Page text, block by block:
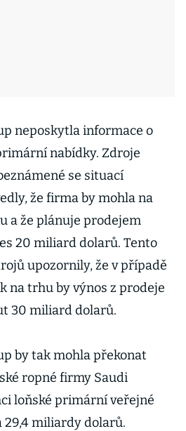
neposkytla informace o
nabídky. Zdroje
se situací
že firma by mohla na
a že plánuje prodejem
20 miliard dolarů. Tento
upozornily, že v případě
na trhu by výnos z prodeje
30 miliard dolarů.
by tak mohla překonat
ropné firmy Saudi
loňské primární veřejné
29,4 miliardy dolarů.